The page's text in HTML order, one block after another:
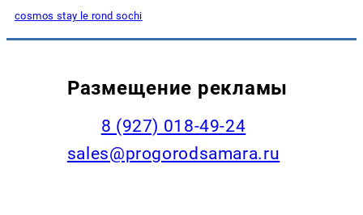
cosmos stay le rond sochi
Размещение рекламы
8 (927) 018-49-24
sales@progorodsamara.ru